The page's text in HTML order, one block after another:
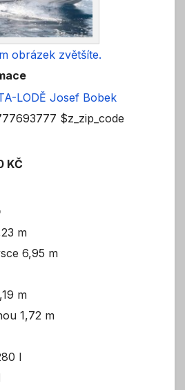
obrázek zvětšíte.
LODĚ Josef Bobek
$z_zip_code
KČ
m
6,95 m
m
1,72 m
l